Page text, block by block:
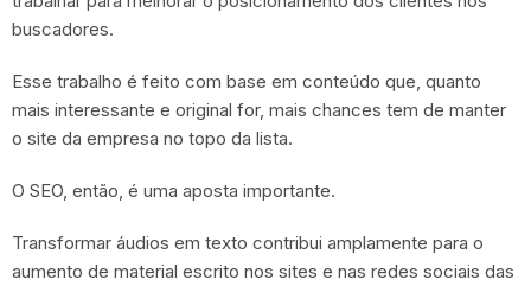
buscadores.
Esse trabalho é feito com base em conteúdo que, quanto
mais interessante e original for, mais chances tem de manter
o site da empresa no topo da lista.
O SEO, então, é uma aposta importante.
Transformar áudios em texto contribui amplamente para o
aumento de material escrito nos sites e nas redes sociais das